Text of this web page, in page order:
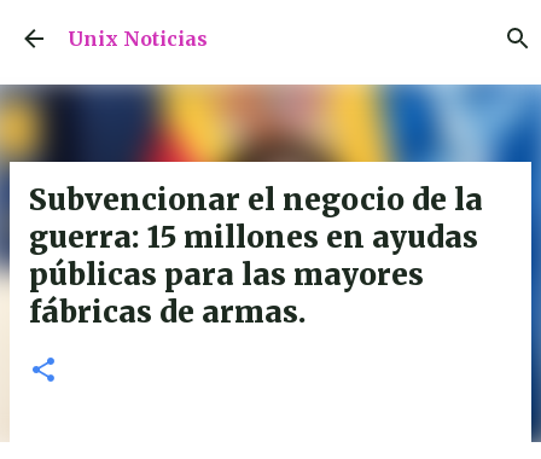
Ir al contenido principal
Unix Noticias
Subvencionar el negocio de la
guerra: 15 millones en ayudas
públicas para las mayores
fábricas de armas.